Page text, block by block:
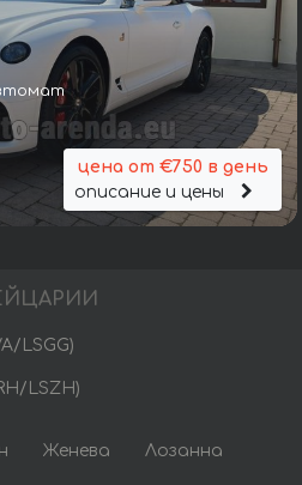
цена от €750 в день
описание и цены
LSGG)
LSZH)
Женева Лозанна